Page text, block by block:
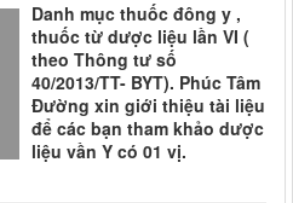
Danh mục thuốc đông y ,
thuốc từ dược liệu lần VI (
theo Thông tư số
40/2013/TT- BYT). Phúc Tâm
Đường xin giới thiệu tài liệu
để các bạn tham khảo dược
liệu vần Y có 01 vị.